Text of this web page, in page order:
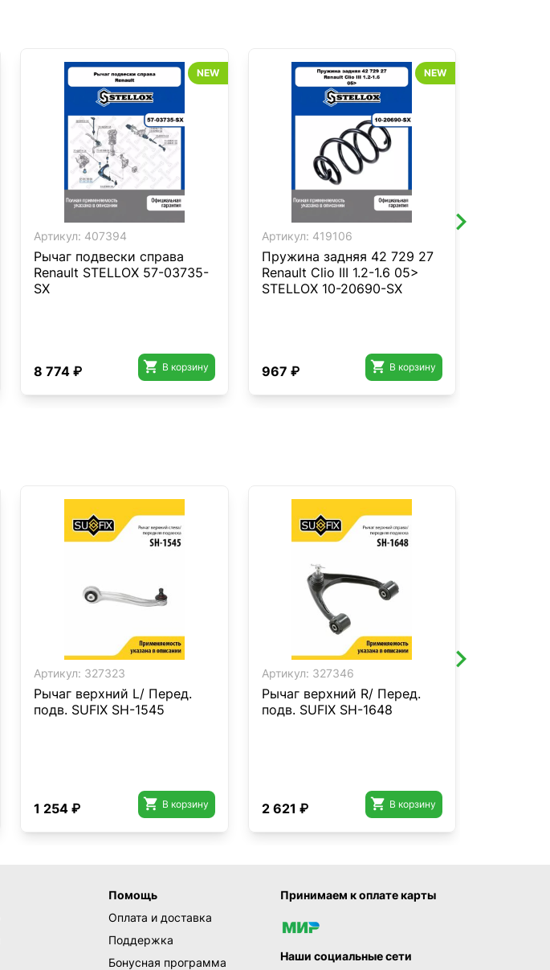
Артикул: 407394
Рычаг подвески справа
Renault STELLOX 57-03735-
SX
8 774 ₽  В корзину
NEW
Артикул: 419106
Пружина задняя 42 729 27
Renault Clio III 1.2-1.6 05>
STELLOX 10-20690-SX
967 ₽  В корзину
NEW
Артикул: 327323
Рычаг верхний L/ Перед.
подв. SUFIX SH-1545
1 254 ₽  В корзину
Артикул: 327346
Рычаг верхний R/ Перед.
подв. SUFIX SH-1648
2 621 ₽  В корзину
Помощь
Оплата и доставка
Поддержка
Бонусная программа
Принимаем к оплате карты
Наши социальные сети